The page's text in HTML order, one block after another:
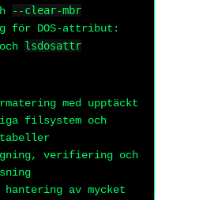
--clear-mbr
för DOS-attribut:
och lsdosattr
med upptäckt
filsystem och
verifiering och
av mycket